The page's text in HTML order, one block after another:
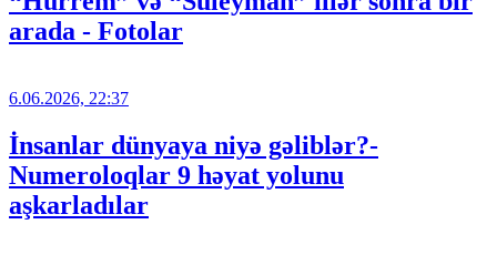
arada - Fotolar
6.06.2026, 22:37
İnsanlar dünyaya niyə gəliblər?-
Numeroloqlar 9 həyat yolunu
aşkarladılar